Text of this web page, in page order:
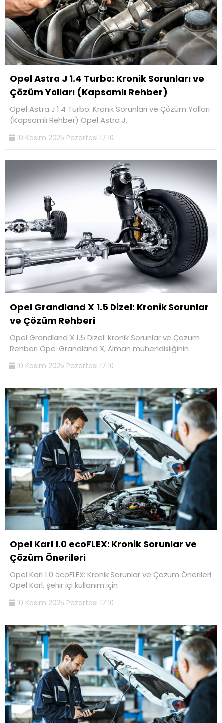
Opel Astra J 1.4 Turbo: Kronik Sorunları ve
Çözüm Yolları (Kapsamlı Rehber)
Opel Astra J 1.4 Turbo: Kronik Sorunları ve Çözüm Yolları
(Kapsamlı Rehber) Opel Astra J,
10 Kasım 2025 Pazartesi 17:10
Opel Grandland X 1.5 Dizel: Kronik Sorunlar
ve Çözüm Rehberi
Opel Grandland X 1.5 Dizel: Kronik Sorunlar ve Çözüm
Rehberi Opel Grandland X, Alman mühendisliğinin
10 Kasım 2025 Pazartesi 17:10
Opel Karl 1.0 ecoFLEX: Kronik Sorunlar ve
Çözüm Önerileri
Opel Karl 1.0 ecoFLEX: Kronik Sorunlar ve Çözüm Önerileri
Opel Karl, şehir içi kullanım için
10 Kasım 2025 Pazartesi 17:10